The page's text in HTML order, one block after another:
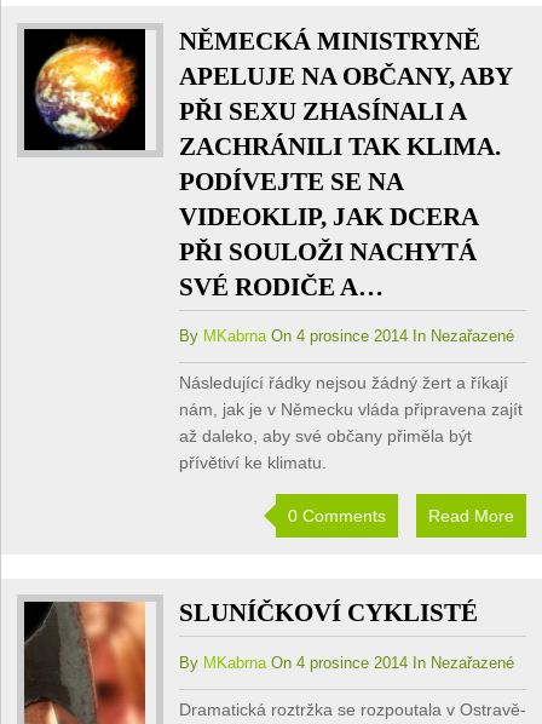
NĚMECKÁ MINISTRYNĚ
APELUJE NA OBČANY, ABY
PŘI SEXU ZHASÍNALI A
ZACHRÁNILI TAK KLIMA.
PODÍVEJTE SE NA
VIDEOKLIP, JAK DCERA
PŘI SOULOŽI NACHYTÁ
SVÉ RODIČE A…
By MKabrnaOn 4 prosince 2014 In Nezařazené
Následující řádky nejsou žádný žert a říkají
nám, jak je v Německu vláda připravena zajít
až daleko, aby své občany přiměla být
přívětiví ke klimatu.
0 Comments Read More
SLUNÍČKOVÍ CYKLISTÉ
By MKabrnaOn 4 prosince 2014 In Nezařazené
Dramatická roztržka se rozpoutala v Ostravě-